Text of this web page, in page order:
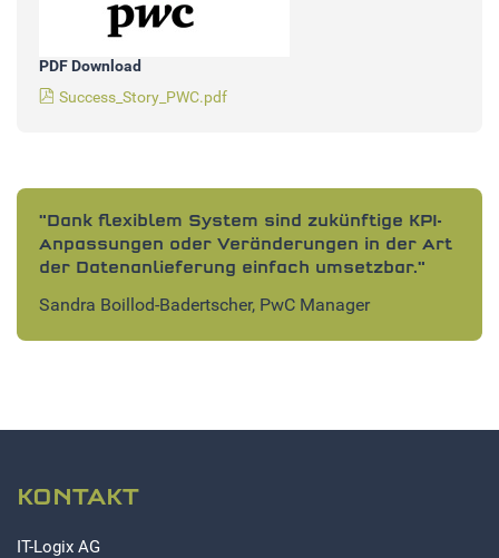
PDF Download
Success_Story_PWC.pdf
"Dank flexiblem System sind zukünftige KPI-
Anpassungen oder Veränderungen in der Art
der Datenanlieferung einfach umsetzbar."
Sandra Boillod-Badertscher, PwC Manager
KONTAKT
IT-Logix AG